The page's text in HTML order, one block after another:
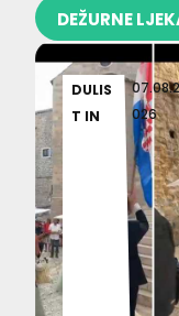
DEŽURNE
DULIS
T IN
07.08.2
026